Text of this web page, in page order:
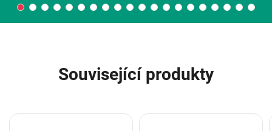
Související produkty